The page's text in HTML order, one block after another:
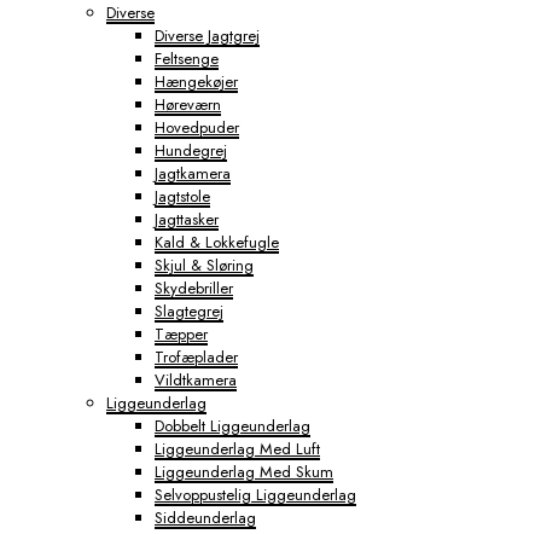
Diverse
Diverse Jagtgrej
Feltsenge
Hængekøjer
Høreværn
Hovedpuder
Hundegrej
Jagtkamera
Jagtstole
Jagttasker
Kald & Lokkefugle
Skjul & Sløring
Skydebriller
Slagtegrej
Tæpper
Trofæplader
Vildtkamera
Liggeunderlag
Dobbelt Liggeunderlag
Liggeunderlag Med Luft
Liggeunderlag Med Skum
Selvoppustelig Liggeunderlag
Siddeunderlag